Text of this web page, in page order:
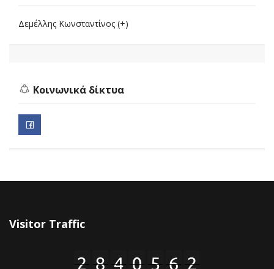
Δεμέλλης Κωνσταντίνος (+)
Κοινωνικά δίκτυα
Visitor Traffic